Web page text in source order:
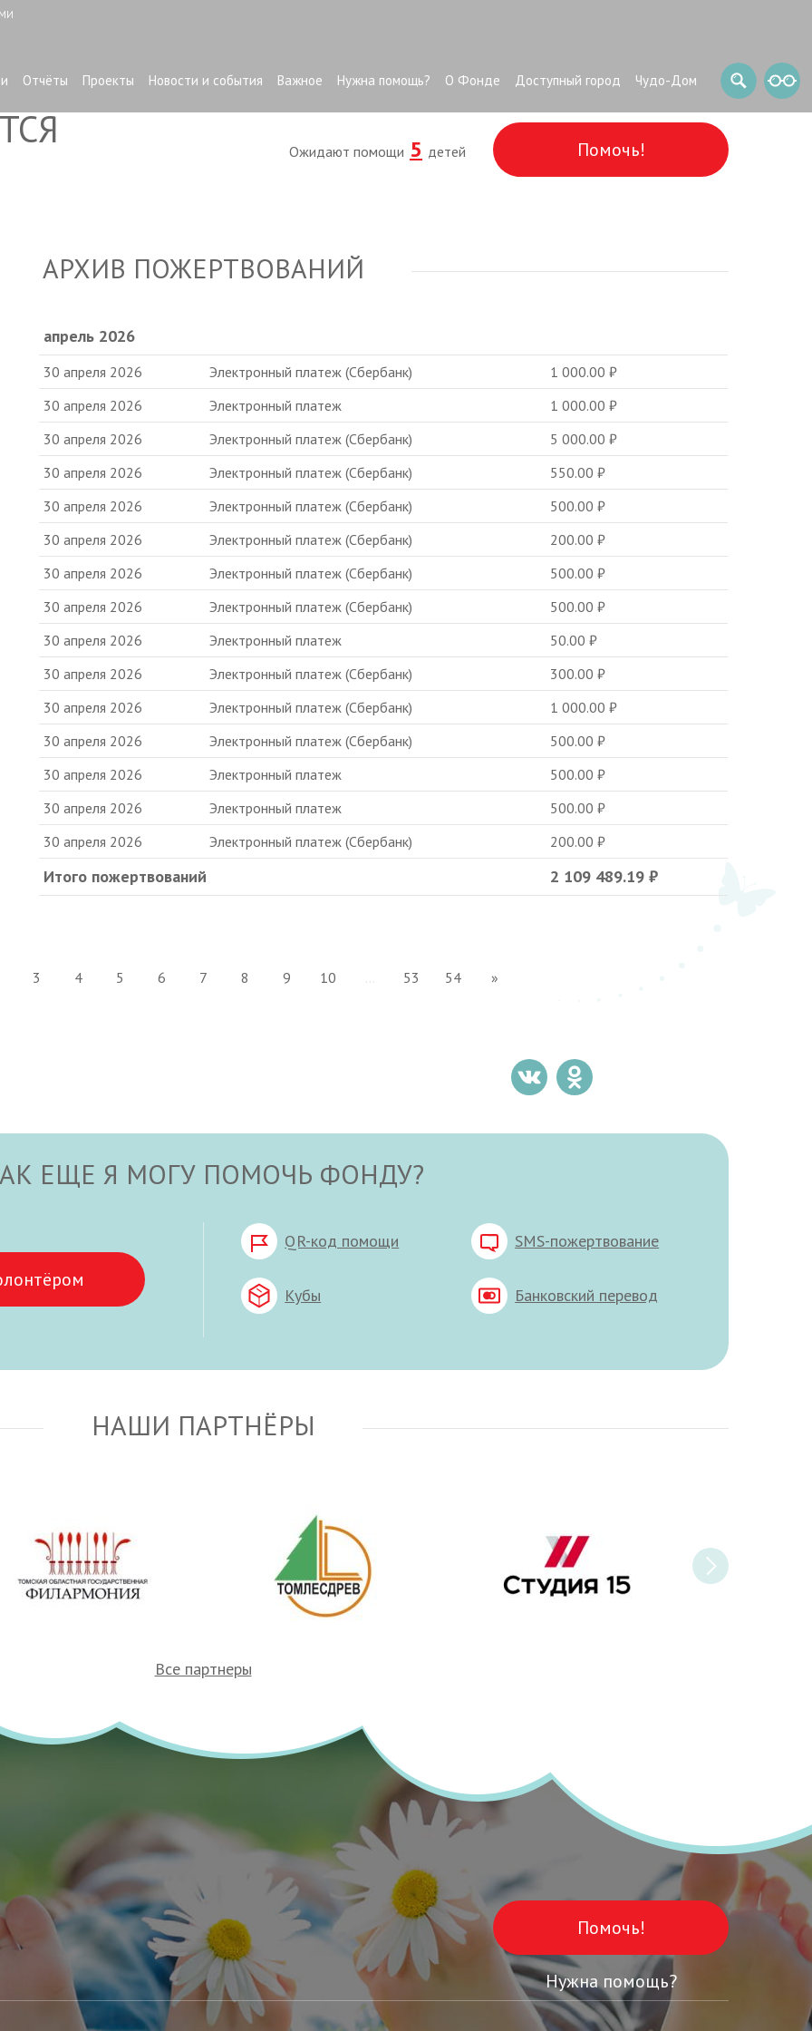
Отчёты Проекты Новости и события Важное Нужна помощь? О Фонде Доступный город Чудо-Дом
Ожидают помощи 5 детей Помочь!
АРХИВ ПОЖЕРТВОВАНИЙ
апрель 2026
30 апреля 2026 Электронный платеж (Сбербанк) 1 000.00₽
30 апреля 2026
Электронный платеж 1 000.00₽
30 апреля 2026
Электронный платеж (Сбербанк) 5 000.00₽
30 апреля 2026
Электронный платеж (Сбербанк) 550.00₽
30 апреля 2026
Электронный платеж (Сбербанк) 500.00₽
30 апреля 2026
Электронный платеж (Сбербанк) 200.00₽
30 апреля 2026
Электронный платеж (Сбербанк) 500.00₽
30 апреля 2026
Электронный платеж (Сбербанк) 500.00₽
30 апреля 2026
Электронный платеж 50.00₽
30 апреля 2026
Электронный платеж (Сбербанк) 300.00₽
30 апреля 2026
Электронный платеж (Сбербанк) 1 000.00₽
30 апреля 2026
Электронный платеж (Сбербанк) 500.00₽
30 апреля 2026
Электронный платеж 500.00₽
30 апреля 2026
Электронный платеж 500.00₽
30 апреля 2026
Электронный платеж (Сбербанк) 200.00₽
Итого пожертвований 2 109 489.19₽
3 4 5 6 7 8 9 10 ... 53 54 »
ЕЩЕ Я МОГУ ПОМОЧЬ ФОНДУ?
QR-код помощи SMS-пожертвование
Кубы Банковский перевод
НАШИ ПАРТНЁРЫ
Все партнеры
Помочь!
Нужна помощь?